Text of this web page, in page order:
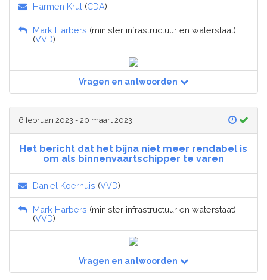
Harmen Krul (CDA)
Mark Harbers (minister infrastructuur en waterstaat)
(VVD)
Vragen en antwoorden
6 februari 2023 - 20 maart 2023
Het bericht dat het bijna niet meer rendabel is
om als binnenvaartschipper te varen
Daniel Koerhuis (VVD)
Mark Harbers (minister infrastructuur en waterstaat)
(VVD)
Vragen en antwoorden